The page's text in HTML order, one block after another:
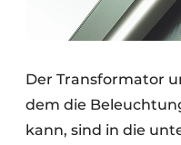
Der Transformator
dem die
kann, sind in die